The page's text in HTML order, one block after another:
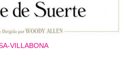
VILLABONA